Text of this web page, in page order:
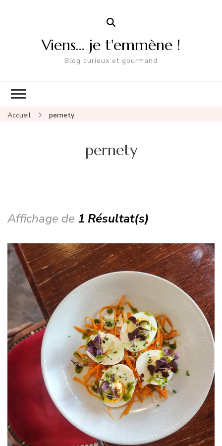
Viens… je t'emmène !
Blog curieux et gourmand
Accueil pernety
pernety
Affichage de 1 Résultat(s)